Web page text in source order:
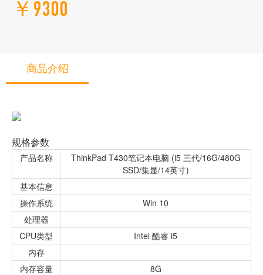
￥9300
商品介绍
规格参数
产品名称
ThinkPad T430笔记本电脑 (i5 三代/16G/480G
SSD/集显/14英寸)
基本信息
操作系统
Win 10
处理器
CPU类型
Intel 酷睿 i5
内存
内存容量
8G